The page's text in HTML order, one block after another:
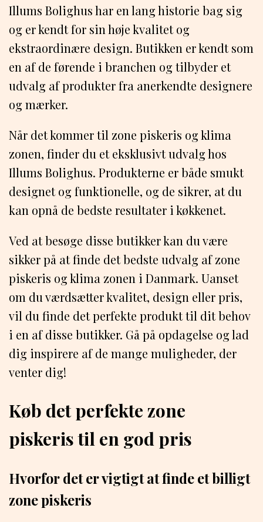
Illums Bolighus har en lang historie bag sig
og er kendt for sin høje kvalitet og
ekstraordinære design. Butikken er kendt som
en af de førende i branchen og tilbyder et
udvalg af produkter fra anerkendte designere
og mærker.
Når det kommer til zone piskeris og klima
zonen, finder du et eksklusivt udvalg hos
Illums Bolighus. Produkterne er både smukt
designet og funktionelle, og de sikrer, at du
kan opnå de bedste resultater i køkkenet.
Ved at besøge disse butikker kan du være
sikker på at finde det bedste udvalg af zone
piskeris og klima zonen i Danmark. Uanset
om du værdsætter kvalitet, design eller pris,
vil du finde det perfekte produkt til dit behov
i en af disse butikker. Gå på opdagelse og lad
dig inspirere af de mange muligheder, der
venter dig!
Køb det perfekte zone
piskeris til en god pris
Hvorfor det er vigtigt at finde et billigt
zone piskeris